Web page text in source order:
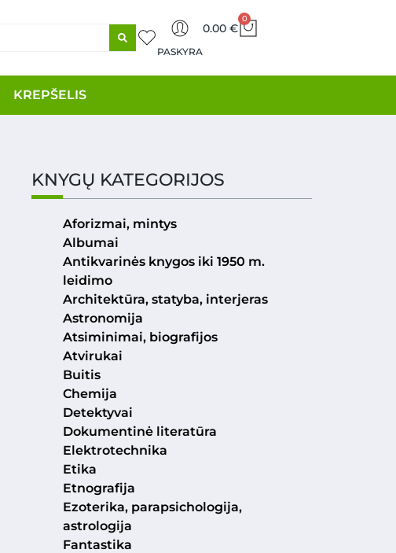
PASKYRA
0.00 €
0
KREPŠELIS
KNYGŲ KATEGORIJOS
Aforizmai, mintys
Albumai
Antikvarinės knygos iki 1950 m.
leidimo
Architektūra, statyba, interjeras
Astronomija
Atsiminimai, biografijos
Atvirukai
Buitis
Chemija
Detektyvai
Dokumentinė literatūra
Elektrotechnika
Etika
Etnografija
Ezoterika, parapsichologija,
astrologija
Fantastika